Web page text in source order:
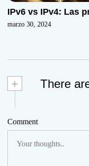
IPv6 vs IPv4: Las
marzo 30, 2024
+ There
Comment